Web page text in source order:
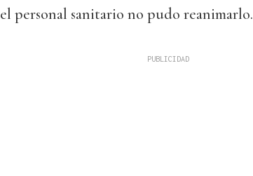
el personal sanitario no pudo reanimarlo.